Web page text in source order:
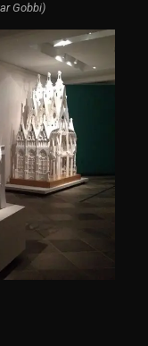
Gobbi)